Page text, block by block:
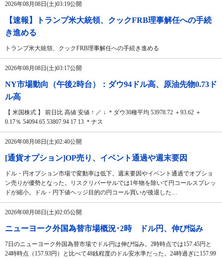
2026年08月08日(土)03:19公開
【速報】トランプ米大統領、クックFRB理事解任への手続
き進める
トランプ米大統領、クックFRB理事解任への手続き進める
2026年08月08日(土)03:17公開
NY市場動向（午後2時台）：ダウ94ドル高、原油先物0.73ド
ル高
【 米国株式 】 前日比 高値 安値 ↑ ／ ↓ ＊ダウ30種平均 53978.72 ＋93.62 ＋
0.17％ 54094.65 53807.94 17 13 ＊ナス
2026年08月08日(土)02:40公開
[通貨オプション]OP売り、イベント通過や週末要因
ドル・円オプション市場で変動率は低下。週末要因やイベント通過でオプショ
ン売りが優勢となった。リスクリバーサルでは1年物を除いて円コールスプレッ
ドが縮小。ドル・円下値ヘッジ目的の円コール買いが後退した…
2026年08月08日(土)02:05公開
ニューヨーク外国為替市場概況･2時 ドル円、伸び悩み
7日のニューヨーク外国為替市場でドル円は伸び悩み。2時時点では157.45円と
24時時点（157.93円）と比べて48銭程度のドル安水準だった。24時過ぎに157.99